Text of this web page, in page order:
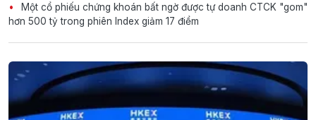
Một cổ phiếu chứng khoán bất ngờ được tự doanh CTCK "gom"
hơn 500 tỷ trong phiên Index giảm 17 điểm